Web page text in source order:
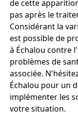
de cette
pas après le
Considérant la
est possible de
à Échalou contre
problèmes de
associée.
Échalou pour un
implémenter les
votre situation.